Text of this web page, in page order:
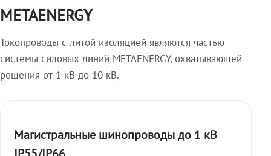
METAENERGY
Токопроводы с литой изоляцией являются частью
системы силовых линий METAENERGY, охватывающей
решения от 1 кВ до 10 кВ.
Магистральные шинопроводы до 1 кВ